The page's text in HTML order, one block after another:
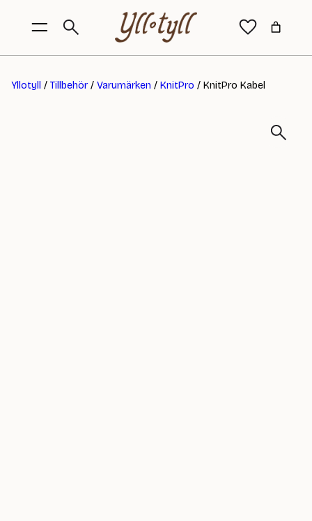
Yllotyll / Tillbehör/ Varumärken / KnitPro / KnitPro Kabel